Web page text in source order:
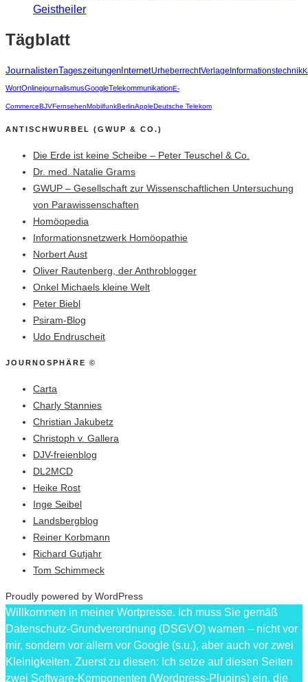
Geistheiler
Tägblatt
JournalistenTageszeitungen InternetUrheberrechtVerlage Informationstechnik
WortOnlinejournalismusGoogleTelekommunikationE-
CommerceBJVFernsehenMobilfunkBerlinAppleDeutsche Telekom
ANTISCHWURBEL (GWUP & CO.)
Die Erde ist keine Scheibe – Peter Teuschel & Co.
Dr. med. Natalie Grams
GWUP – Gesellschaft zur Wissenschaftlichen Untersuchung
von Parawissenschaften
Homöopedia
Informationsnetzwerk Homöopathie
Norbert Aust
Oliver Rautenberg, der Anthroblogger
Onkel Michaels kleine Welt
Peter Biebl
Psiram-Blog
Udo Endruscheit
JOURNOSPHÄRE ©
Carta
Charly Stannies
Christian Jakubetz
Christoph v. Gallera
DJV-freienblog
DL2MCD
Heike Rost
Inge Seibel
Landsbergblog
Reiner Korbmann
Richard Gutjahr
Tom Schimmeck
Proudly powered by WordPress
Willkommen in meiner Wortpresse. Ich muss Sie gemäß
Datenschutz-Grundverordnung (DSGVO) warnen – nicht vor
mir, sondern vor allem vor Google (s.u.), aber auch vor zwei
Kleinigkeiten. Zuerst zu diesen: Ich setze auf diesen Seiten
zwei Software-Komponenten (Wordpress-Plugins) ein, die